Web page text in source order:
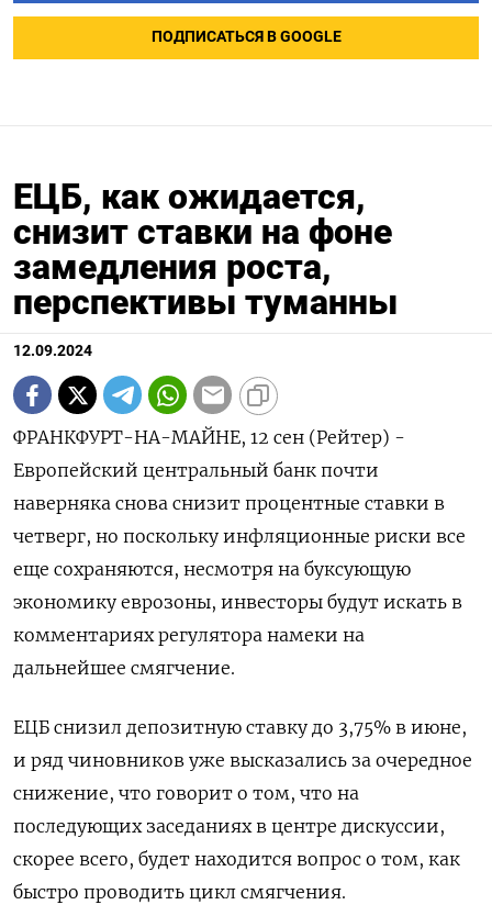
ПОДПИСАТЬСЯ В GOOGLE
ЕЦБ, как ожидается,
снизит ставки на фоне
замедления роста,
перспективы туманны
12.09.2024
ФРАНКФУРТ-НА-МАЙНЕ, 12 сен (Рейтер) -
Европейский центральный банк почти
наверняка снова снизит процентные ставки в
четверг, но поскольку инфляционные риски все
еще сохраняются, несмотря на буксующую
экономику еврозоны, инвесторы будут искать в
комментариях регулятора намеки на
дальнейшее смягчение.
ЕЦБ снизил депозитную ставку до 3,75% в июне,
и ряд чиновников уже высказались за очередное
снижение, что говорит о том, что на
последующих заседаниях в центре дискуссии,
скорее всего, будет находится вопрос о том, как
быстро проводить цикл смягчения.